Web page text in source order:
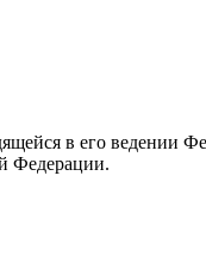
в его ведении
Федерации.